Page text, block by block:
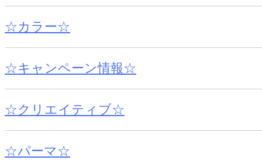
☆カラー☆
☆キャンペーン情報☆
☆クリエイティブ☆
☆パーマ☆